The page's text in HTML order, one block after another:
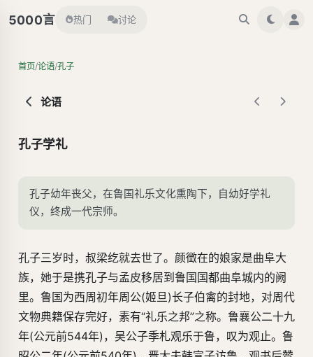
5000言 热门 讨论
首页/论语/孔子
论语
孔子学礼
孔子幼年丧父，在鲁国礼乐文化熏陶下，自幼好学礼
仪，终成一代宗师。
孔子三岁时，叔梁纥就去世了。颜徵在的娘家是曲阜大
族，她于是携孔子与孟皮移居到鲁国国都曲阜城内的阙
里。鲁国为西周初年周公(姬旦)长子伯禽的封地，对周代
文物典籍保存完好，素有“礼乐之邦”之称。鲁襄公二十九
年(公元前544年)，吴公子季札观乐于鲁，叹为观止。鲁